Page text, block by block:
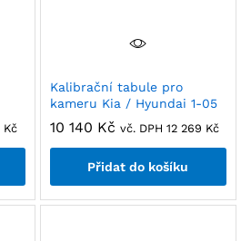
Kč
Kalibrační tabule pro
kameru Kia / Hyundai 1-05
10 140 Kč vč. DPH 12 269 Kč
Přidat do košíku